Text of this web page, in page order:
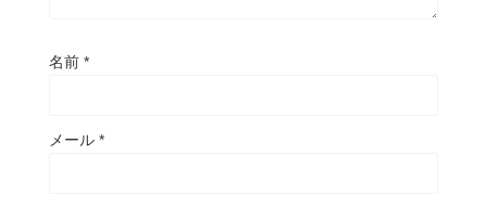
名前 *
メール *